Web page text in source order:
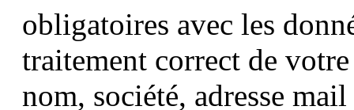
obligatoires avec les
traitement correct de
nom, société, adresse